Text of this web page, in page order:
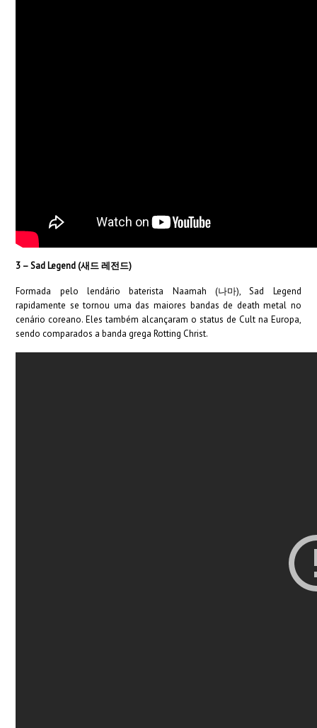
3 – Sad Legend (새드 레전드)
Formada pelo lendário baterista Naamah (나마), Sad Legend
rapidamente se tornou uma das maiores bandas de death metal no
cenário coreano. Eles também alcançaram o status de Cult na Europa,
sendo comparados a banda grega Rotting Christ.